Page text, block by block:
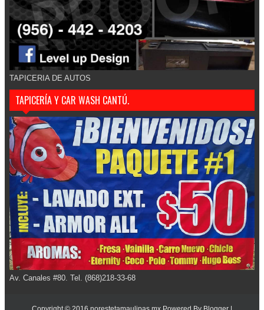
TAPICERIA DE AUTOS
TAPICERÍA Y CAR WASH CANTÚ.
Av. Canales #80. Tel. (868)218-33-68